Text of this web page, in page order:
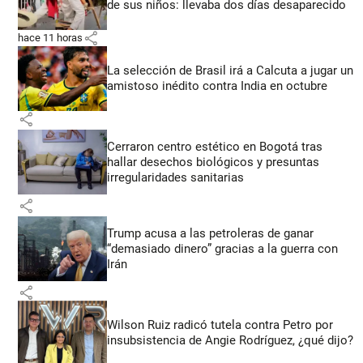
de sus niños: llevaba dos días desaparecido
hace 11 horas share
La selección de Brasil irá a Calcuta a jugar un
amistoso inédito contra India en octubre
share
Cerraron centro estético en Bogotá tras
hallar desechos biológicos y presuntas
irregularidades sanitarias
share
Trump acusa a las petroleras de ganar
“demasiado dinero” gracias a la guerra con
Irán
share
Wilson Ruiz radicó tutela contra Petro por
insubsistencia de Angie Rodríguez, ¿qué dijo?